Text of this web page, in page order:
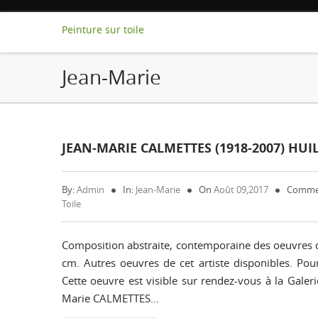
Peinture sur toile
Jean-Marie
JEAN-MARIE CALMETTES (1918-2007)
By:Admin In: Jean-Marie On Août 09,2017
Toile
Composition abstraite, contemporaine des
cm. Autres oeuvres de cet artiste disponibles.
Cette oeuvre est visible sur rendez-vous à la
Marie CALMETTES…